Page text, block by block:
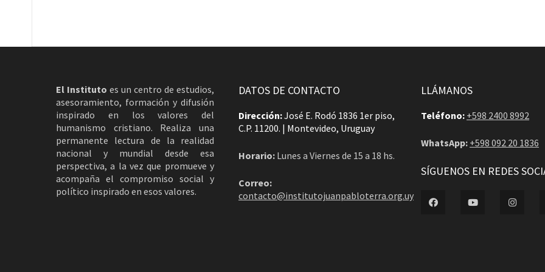
El Instituto es un centro de estudios,
asesoramiento, formación y difusión
inspirado en los valores del
humanismo cristiano. Realiza una
permanente lectura de la realidad
nacional y mundial desde esa
perspectiva, a la vez que promueve y
acompaña el compromiso social y
político inspirado en esos valores.
DATOS DE CONTACTO
Dirección:José E. Rodó 1836 1er piso,
C.P. 11200. | Montevideo, Uruguay
Horario: Lunes a Viernes de 15 a 18 hs.
Correo:
contacto@institutojuanpabloterra.org.uy
LLÁMANOS
Teléfono: +598 2400 8992
WhatsApp: +598 092 20 1836
SÍGUENOS EN REDES